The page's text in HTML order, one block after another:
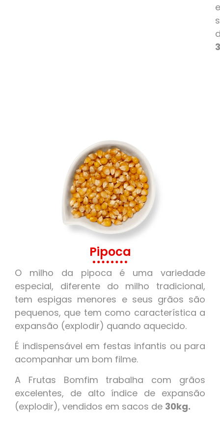
Pipoca
O milho da pipoca é uma variedade
especial, diferente do milho tradicional,
tem espigas menores e seus grãos são
pequenos, que tem como característica a
expansão (explodir) quando aquecido.
É indispensável em festas infantis ou para
acompanhar um bom filme.
A Frutas Bomfim trabalha com grãos
excelentes, de alto índice de expansão
(explodir), vendidos em sacos de 30kg.